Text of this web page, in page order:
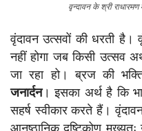
वृन्दावन के श्री
वृंदावन उत्सवों की धरती है।
नहीं होगा जब किसी उत्सव
जा रहा हो। ब्रज की
जनार्दन। इसका अर्थ है कि
सहर्ष स्वीकार करते हैं।
आनुष्ठानिक दृष्टिकोण